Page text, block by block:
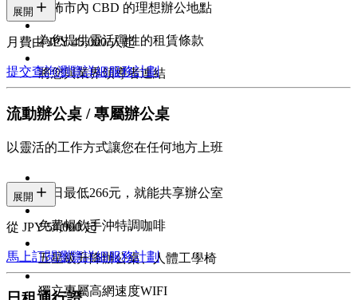
遍佈市內 CBD 的理想辦公地點
為您提供靈活彈性的租賃條款
將您與業界領導者連結
展開
月費由 JPY 45,000/人起
提交查詢瀏覽詳細服務計劃
流動辦公桌 / 專屬辦公桌
以靈活的工作方式讓您在任何地方上班
每日最低266元，就能共享辦公室
免費暢飲手沖特調咖啡
五星級升降辦公桌、人體工學椅
獨立專屬高網速度WIFI
展開
從 JPY 54,000 起
馬上訂閱瀏覽詳細服務計劃